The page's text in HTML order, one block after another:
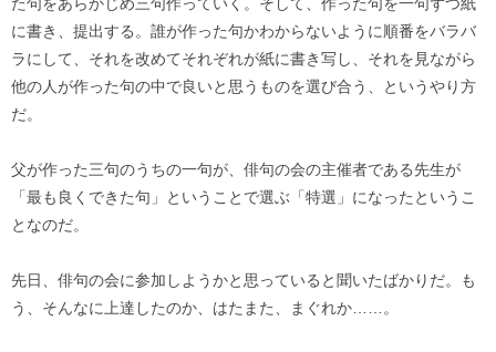
に書き、提出する。誰が作った句かわからないように順番をバラバ
ラにして、それを改めてそれぞれが紙に書き写し、それを見ながら
他の人が作った句の中で良いと思うものを選び合う、というやり方
だ。
父が作った三句のうちの一句が、俳句の会の主催者である先生が
「最も良くできた句」ということで選ぶ「特選」になったというこ
となのだ。
先日、俳句の会に参加しようかと思っていると聞いたばかりだ。も
う、そんなに上達したのか、はたまた、まぐれか……。